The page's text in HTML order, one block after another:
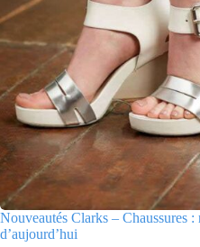
Nouveautés Clarks – Chaussures
d’aujourd’hui